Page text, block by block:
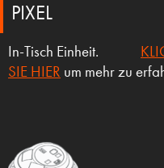
PIXEL
In-Tisch Einheit.
SIE HIER um mehr zu